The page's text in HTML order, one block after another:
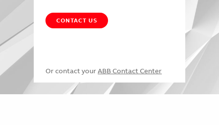
CONTACT US
Or contact your ABB Contact Center